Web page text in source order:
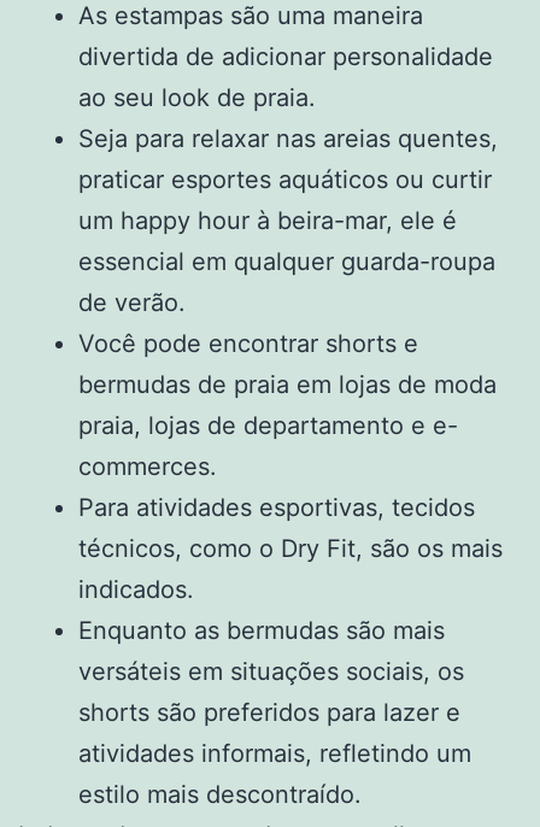
As estampas são uma maneira
divertida de adicionar personalidade
ao seu look de praia.
Seja para relaxar nas areias quentes,
praticar esportes aquáticos ou curtir
um happy hour à beira-mar, ele é
essencial em qualquer guarda-roupa
de verão.
Você pode encontrar shorts e
bermudas de praia em lojas de moda
praia, lojas de departamento e e-
commerces.
Para atividades esportivas, tecidos
técnicos, como o Dry Fit, são os mais
indicados.
Enquanto as bermudas são mais
versáteis em situações sociais, os
shorts são preferidos para lazer e
atividades informais, refletindo um
estilo mais descontraído.